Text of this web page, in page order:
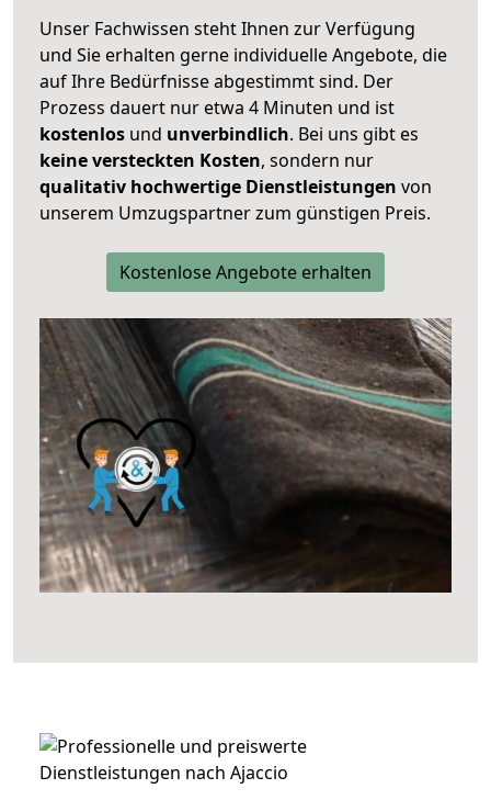
Unser Fachwissen steht Ihnen zur Verfügung
und Sie erhalten gerne individuelle Angebote, die
auf Ihre Bedürfnisse abgestimmt sind. Der
Prozess dauert nur etwa 4 Minuten und ist
kostenlos und unverbindlich. Bei uns gibt es
keine versteckten Kosten, sondern nur
qualitativ hochwertige Dienstleistungen von
unserem Umzugspartner zum günstigen Preis.
Kostenlose Angebote erhalten